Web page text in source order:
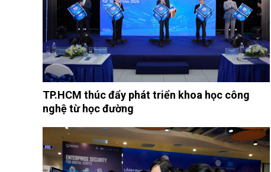
TP.HCM thúc đẩy phát triển khoa học công
nghệ từ học đường